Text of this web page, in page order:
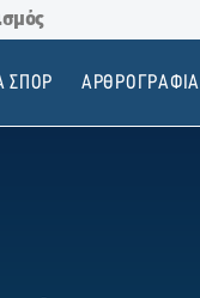
ΣΠΟΡ ΑΡΘΡΟΓΡΑΦΙΑ